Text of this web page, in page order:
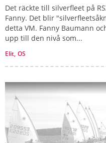
Det räckte till silverfleet på
Fanny. Det blir
detta VM. Fanny Baumann
upp till den nivå som...
Elit, OS